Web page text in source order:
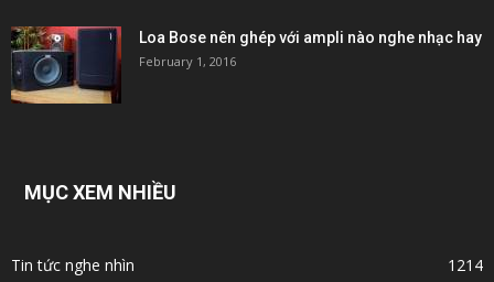
Loa Bose nên ghép với ampli nào nghe nhạc hay
February 1, 2016
MỤC XEM NHIỀU
Tin tức nghe nhìn
1214